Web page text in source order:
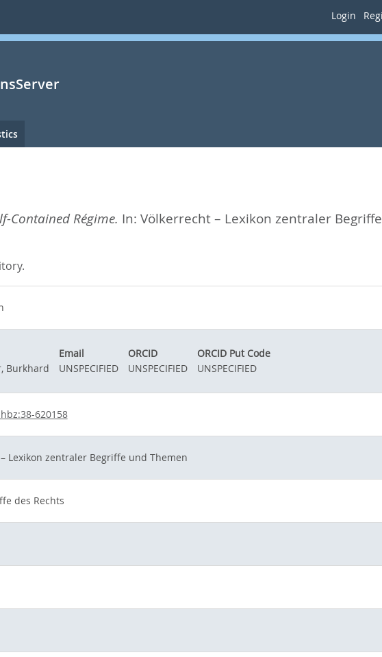
Login
Contained Régime. In: Völkerrecht – Lexikon zentraler
Email ORCID
ORCID Put Code
Burkhard
UNSPECIFIED UNSPECIFIED UNSPECIFIED
620158
Lexikon zentraler Begriffe und Themen
des Rechts